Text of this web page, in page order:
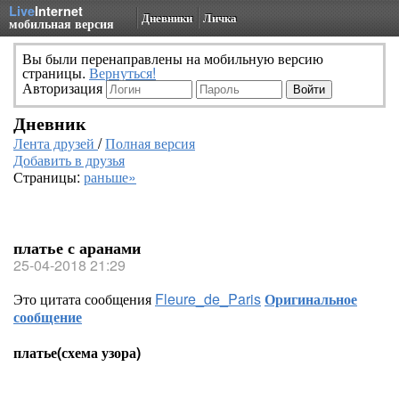
LiveInternet
мобильная версия Дневники Личка
Вы были перенаправлены на мобильную версию
страницы. Вернуться!
Авторизация
Дневник
Лента друзей /Полная версия
Добавить в друзья
Страницы: раньше»
платье с аранами
25-04-2018 21:29
Это цитата сообщения Fleure_de_ParisОригинальное
сообщение
платье(схема узора)